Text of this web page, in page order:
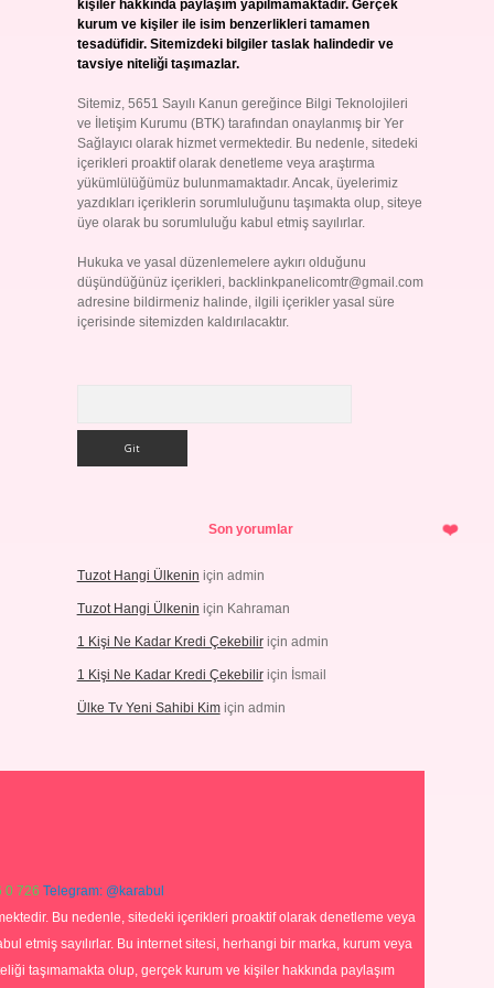
kişiler hakkında paylaşım yapılmamaktadır. Gerçek
kurum ve kişiler ile isim benzerlikleri tamamen
tesadüfidir. Sitemizdeki bilgiler taslak halindedir ve
tavsiye niteliği taşımazlar.
Sitemiz, 5651 Sayılı Kanun gereğince Bilgi Teknolojileri
ve İletişim Kurumu (BTK) tarafından onaylanmış bir Yer
Sağlayıcı olarak hizmet vermektedir. Bu nedenle, sitedeki
içerikleri proaktif olarak denetleme veya araştırma
yükümlülüğümüz bulunmamaktadır. Ancak, üyelerimiz
yazdıkları içeriklerin sorumluluğunu taşımakta olup, siteye
üye olarak bu sorumluluğu kabul etmiş sayılırlar.
Hukuka ve yasal düzenlemelere aykırı olduğunu
düşündüğünüz içerikleri, backlinkpanelicomtr@gmail.com
adresine bildirmeniz halinde, ilgili içerikler yasal süre
içerisinde sitemizden kaldırılacaktır.
Son yorumlar
Tuzot Hangi Ülkenin için admin
Tuzot Hangi Ülkenin için Kahraman
1 Kişi Ne Kadar Kredi Çekebiliriçin admin
1 Kişi Ne Kadar Kredi Çekebiliriçin İsmail
Ülke Tv Yeni Sahibi Kimiçin admin
0 726 Telegram: @karabul
Bu nedenle, sitedeki içerikleri proaktif olarak denetleme veya
etmiş sayılırlar. Bu internet sitesi, herhangi bir marka, kurum veya
taşımamakta olup, gerçek kurum ve kişiler hakkında paylaşım